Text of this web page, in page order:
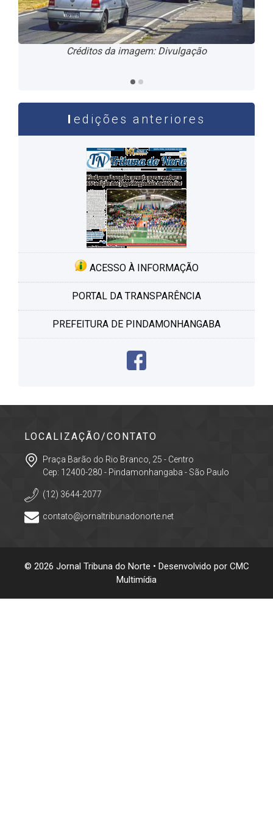
Créditos da imagem: Divulgação
Ações e benfeitorias contribuem para melhorar índices
edições anteriores
ACESSO À INFORMAÇÃO
PORTAL DA TRANSPARÊNCIA
PREFEITURA DE PINDAMONHANGABA
LOCALIZAÇÃO/CONTATO
Praça Barão do Rio Branco, 25 - Centro
Cep: 12400-280 - Pindamonhangaba - São Paulo
(12) 3644-2077
contato@jornaltribunadonorte.net
© 2026 Jornal Tribuna do Norte • Desenvolvido por CMC
Multimídia